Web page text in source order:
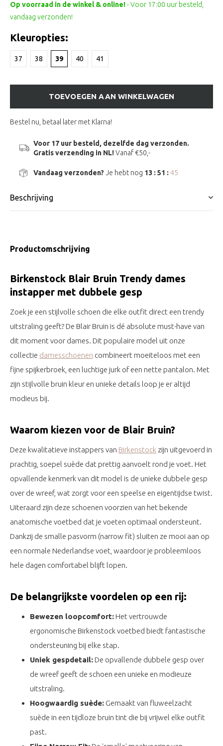
Op voorraad in de winkel & online!- Voor 17:00 uur besteld,
vandaag verzonden!
Kleuropties:
37 38 39 40 41
TOEVOEGEN AAN WINKELWAGEN
Bestel nu, betaal later met Klarna!
Voor 17 uur besteld, dezelfde dag verzonden.
Gratis verzending in NL!Vanaf €50,-
Vandaag verzonden? Je hebt nog 13 : 51 : 45
Beschrijving
Productomschrijving
Birkenstock Blair Bruin Trendy dames
instapper met dubbele gesp
Zoek je een stijlvolle schoen die elke outfit direct een trendy
uitstraling geeft? De Blair Bruin is dé absolute must-have van
dit moment voor dames. Dit populaire model uit onze
collectie damesschoenen combineert moeiteloos met een
fijne spijkerbroek, een luchtige jurk of een nette pantalon. Met
zijn stijlvolle bruin kleur en unieke details loop je er altijd
modieus bij.
Waarom kiezen voor de Blair Bruin?
Deze kwalitatieve instappers van Birkenstock zijn uitgevoerd in
prachtig, soepel suède dat prettig aanvoelt rond je voet. Het
opvallende kenmerk van dit model is de unieke dubbele gesp
over de wreef, wat zorgt voor een speelse en eigentijdse twist.
Uiteraard zijn deze schoenen voorzien van het bekende
anatomische voetbed dat je voeten optimaal ondersteunt.
Dankzij de smalle pasvorm (narrow fit) sluiten ze mooi aan op
een normale Nederlandse voet, waardoor je probleemloos
hele dagen comfortabel blijft lopen.
De belangrijkste voordelen op een rij:
Bewezen loopcomfort: Het vertrouwde
ergonomische Birkenstock voetbed biedt fantastische
ondersteuning bij elke stap.
Uniek gespdetail: De opvallende dubbele gesp over
de wreef geeft de schoen een unieke en modieuze
uitstraling.
Hoogwaardig suède: Gemaakt van fluweelzacht
suède in een tijdloze bruin tint die bij vrijwel elke outfit
past.